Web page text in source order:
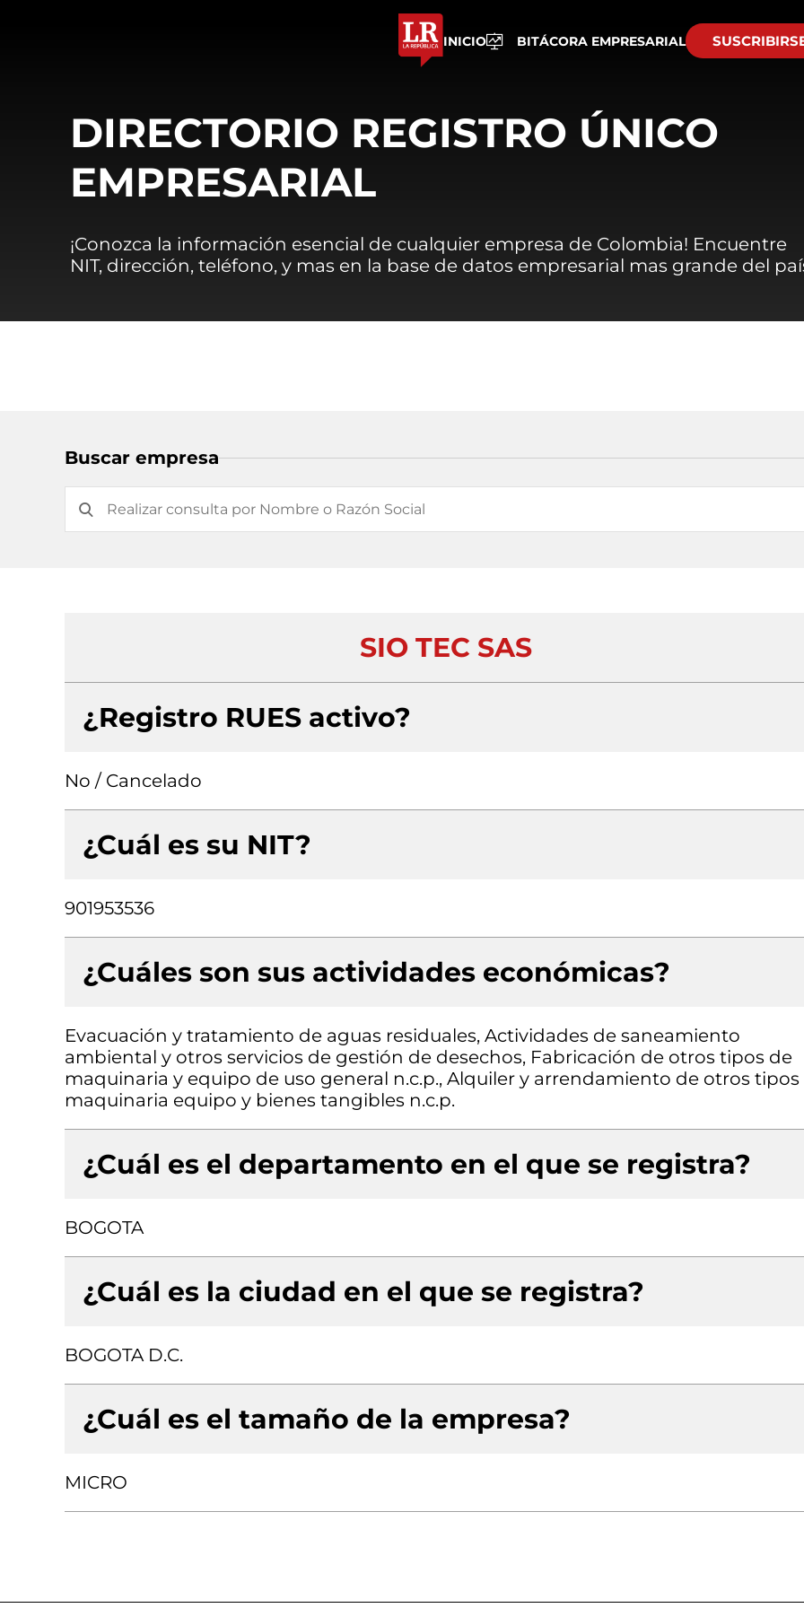
INICIO BITÁCORA EMPRESARIAL
DIRECTORIO REGISTRO ÚNICO
EMPRESARIAL
¡Conozca la información esencial de cualquier empresa de Colombia! Encuentre
NIT, dirección, teléfono, y mas en la base de datos empresarial mas grande del
Buscar empresa
SIO TEC SAS
¿Registro RUES activo?
No / Cancelado
¿Cuál es su NIT?
901953536
¿Cuáles son sus actividades económicas?
Evacuación y tratamiento de aguas residuales, Actividades de saneamiento
ambiental y otros servicios de gestión de desechos, Fabricación de otros tipos de
maquinaria y equipo de uso general n.c.p., Alquiler y arrendamiento de otros tipos
maquinaria equipo y bienes tangibles n.c.p.
¿Cuál es el departamento en el que se registra?
BOGOTA
¿Cuál es la ciudad en el que se registra?
BOGOTA D.C.
¿Cuál es el tamaño de la empresa?
MICRO